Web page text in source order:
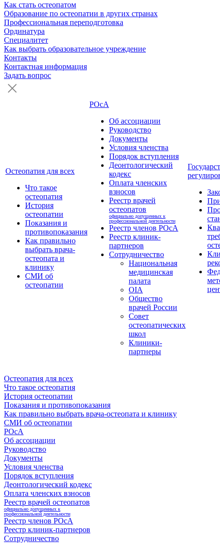
Как стать остеопатом
Образование по остеопатии в других странах
Профессиональная переподготовка
Ординатура
Специалитет
Как выбрать образовательное учреждение
Контакты
Контактная информация
Задать вопрос
Остеопатия для всех
Что такое
остеопатия
История
остеопатии
Показания и
противопоказания
Как правильно
выбрать врача-
остеопата и
клинику
СМИ об
остеопатии
РОсА
Об ассоциации
Руководство
Документы
Условия членства
Порядок вступления
Деонтологический
кодекс
Оплата членских
взносов
Реестр врачей
остеопатов
официально допущенных к
профессиональной деятельности
Реестр членов РОсА
Реестр клиник-
партнеров
Сотрудничество
Национальная
медицинская
палата
OIA
Общество
врачей России
Совет
остеопатических
школ
Клиники-
партнеры
Остеопатия для всех
Что такое остеопатия
История остеопатии
Показания и противопоказания
Как правильно выбрать врача-остеопата и клинику
СМИ об остеопатии
РОсА
Об ассоциации
Руководство
Документы
Условия членства
Порядок вступления
Деонтологический кодекс
Оплата членских взносов
Реестр врачей остеопатов
официально допущенных к
профессиональной деятельности
Реестр членов РОсА
Реестр клиник-партнеров
Сотрудничество